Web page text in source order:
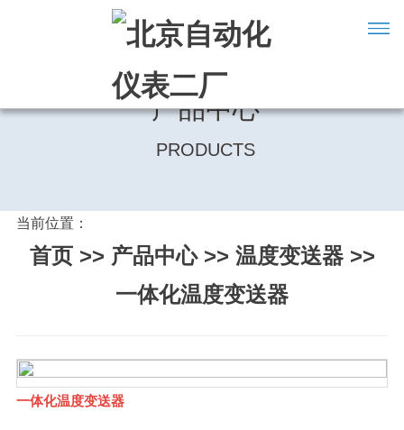
产品中心
PRODUCTS
当前位置：
首页>> 产品中心>> 温度变送器>>
一体化温度变送器
一体化温度变送器